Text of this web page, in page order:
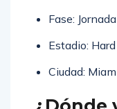
Fase:
Estadio:
Ciudad: